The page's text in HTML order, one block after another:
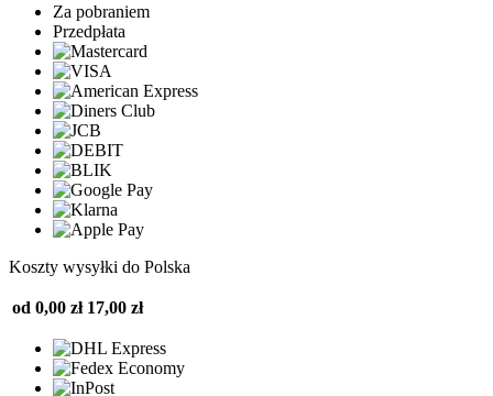
Za pobraniem
Przedpłata
Koszty wysyłki do Polska
od 0,00 zł 17,00 zł